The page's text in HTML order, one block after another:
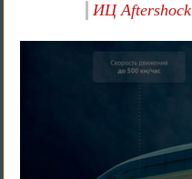
ИЦ Aftershock